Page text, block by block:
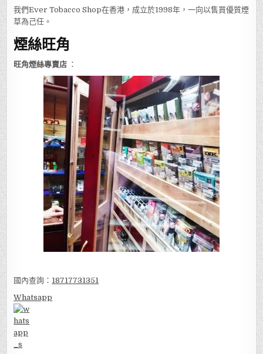
我們Ever Tobacco Shop在香港，成立於1998年，一向以售買優質煙
草為己任。
煙絲旺角
旺角煙絲專賣店 ：
國內查詢： 18717731351
Whatsapp